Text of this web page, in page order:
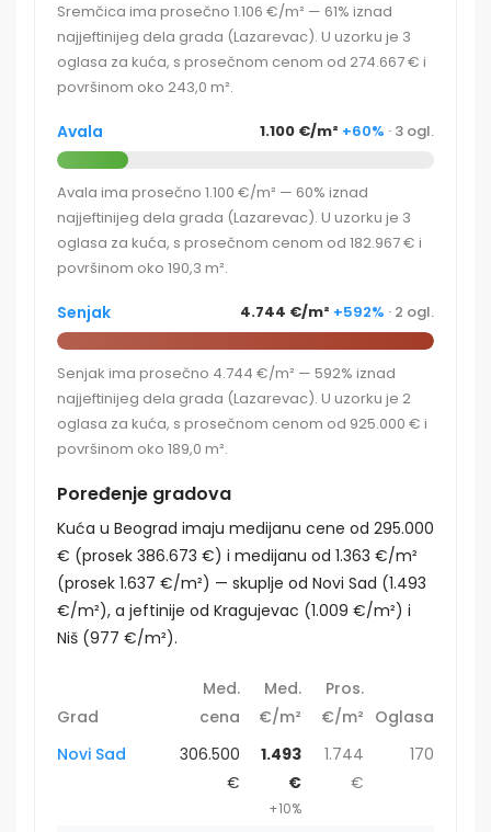
Sremčica ima prosečno 1.106 €/m² — 61% iznad
najjeftinijeg dela grada (Lazarevac). U uzorku je 3
oglasa za kuća, s prosečnom cenom od 274.667 € i
površinom oko 243,0 m².
Avala 1.100 €/m² +60% · 3 ogl.
Avala ima prosečno 1.100 €/m² — 60% iznad
najjeftinijeg dela grada (Lazarevac). U uzorku je 3
oglasa za kuća, s prosečnom cenom od 182.967 € i
površinom oko 190,3 m².
Senjak 4.744 €/m² +592% · 2 ogl.
Senjak ima prosečno 4.744 €/m² — 592% iznad
najjeftinijeg dela grada (Lazarevac). U uzorku je 2
oglasa za kuća, s prosečnom cenom od 925.000 € i
površinom oko 189,0 m².
Poređenje gradova
Kuća u Beograd imaju medijanu cene od 295.000
€ (prosek 386.673 €) i medijanu od 1.363 €/m²
(prosek 1.637 €/m²) — skuplje od Novi Sad (1.493
€/m²), a jeftinije od Kragujevac (1.009 €/m²) i
Niš (977 €/m²).
Grad
Med.
cena
Med.
€/m²
Pros.
€/m² Oglasa
Novi Sad
306.500
€
1.493
€
+10%
1.744
€
170